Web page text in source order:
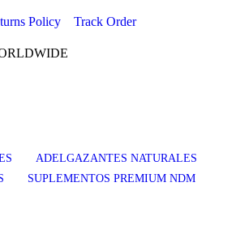
Policy Track Order
ADELGAZANTES NATURALES
SUPLEMENTOS PREMIUM NDM